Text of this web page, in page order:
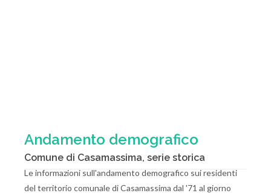
Andamento demografico
Comune di Casamassima, serie storica
Le informazioni sull'andamento demografico sui residenti
del territorio comunale di Casamassima dal '71 al giorno